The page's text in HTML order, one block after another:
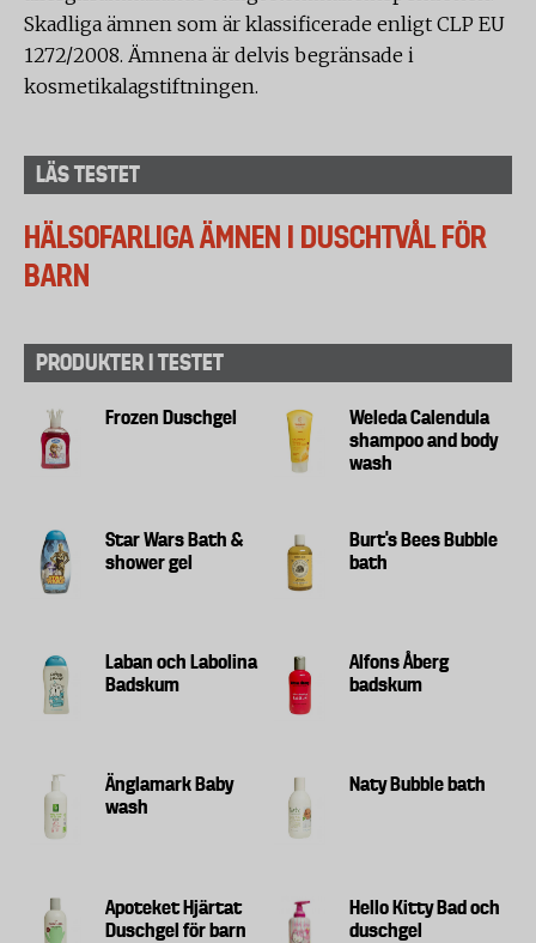
Skadliga ämnen som är klassificerade enligt CLP EU
1272/2008. Ämnena är delvis begränsade i
kosmetikalagstiftningen.
LÄS TESTET
HÄLSOFARLIGA ÄMNEN I DUSCHTVÅL FÖR
BARN
PRODUKTER I TESTET
Frozen Duschgel
Weleda Calendula
shampoo and body
wash
Star Wars Bath &
shower gel
Burt's Bees Bubble
bath
Laban och Labolina
Badskum
Alfons Åberg
badskum
Änglamark Baby
wash
Naty Bubble bath
Apoteket Hjärtat
Duschgel för barn
Hello Kitty Bad och
duschgel